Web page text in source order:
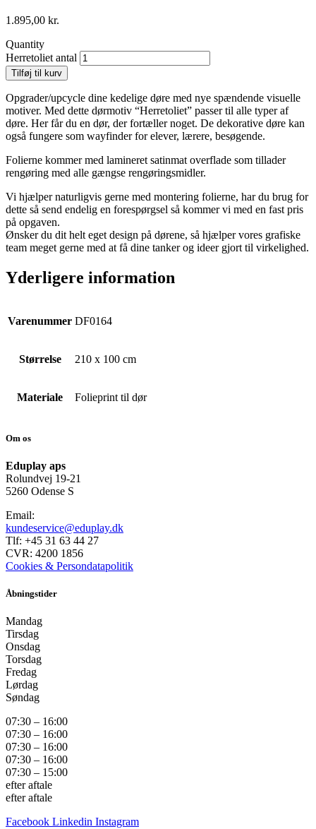
1.895,00 kr.
Quantity
Herretoliet antal
Tilføj til kurv
Opgrader/upcycle dine kedelige døre med nye spændende visuelle
motiver. Med dette dørmotiv “Herretoliet” passer til alle typer af
døre. Her får du en dør, der fortæller noget. De dekorative døre kan
også fungere som wayfinder for elever, lærere, besøgende.
Folierne kommer med lamineret satinmat overflade som tillader
rengøring med alle gængse rengøringsmidler.
Vi hjælper naturligvis gerne med montering folierne, har du brug for
dette så send endelig en forespørgsel så kommer vi med en fast pris
på opgaven.
Ønsker du dit helt eget design på dørene, så hjælper vores grafiske
team meget gerne med at få dine tanker og ideer gjort til virkelighed.
Yderligere information
Varenummer DF0164
Størrelse 210 x 100 cm
Materiale Folieprint til dør
Om os
Eduplay aps
Rolundvej 19-21
5260 Odense S
Email:
kundeservice@eduplay.dk
Tlf: +45 31 63 44 27
CVR: 4200 1856
Cookies & Persondatapolitik
Åbningstider
Mandag
Tirsdag
Onsdag
Torsdag
Fredag
Lørdag
Søndag
07:30 – 16:00
07:30 – 16:00
07:30 – 16:00
07:30 – 16:00
07:30 – 15:00
efter aftale
efter aftale
Facebook Linkedin Instagram